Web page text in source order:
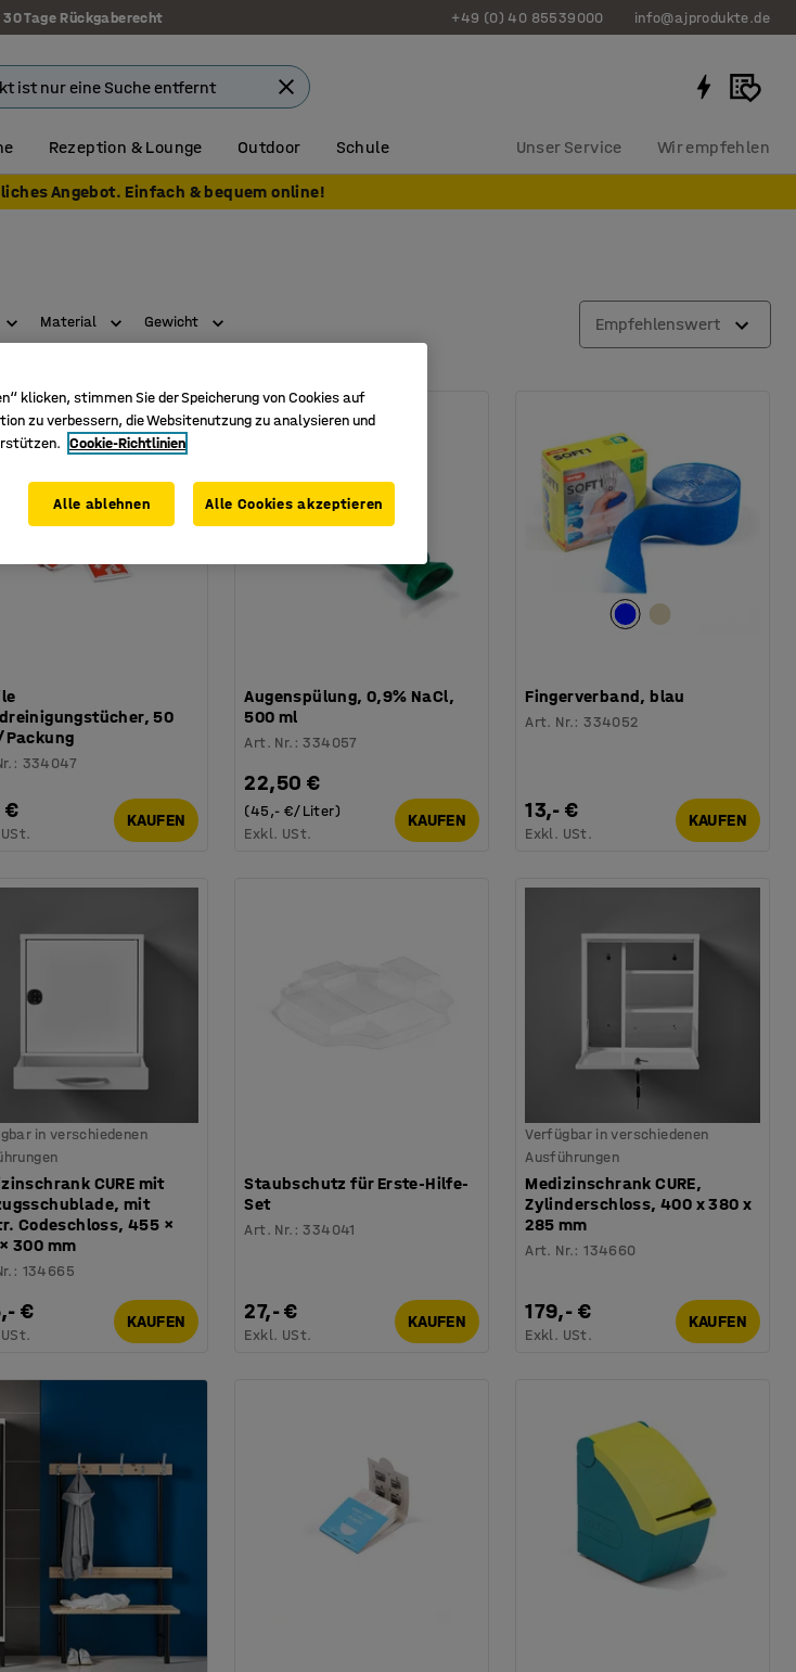
30 Tage Rückgaberecht +49 (0) 40 85539000 info@ajprodukte.de
Rezeption & Lounge Outdoor Schule Unser Service Wir empfehlen
Angebot. Einfach & bequem online!
Material Gewicht Empfehlenswert
50
: 334047
€ KAUFEN
Augenspülung, 0,9% NaCl,
500 ml
Art. Nr. :334057
22,50 €
(45,- €/Liter)
Exkl. USt.
KAUFEN
Fingerverband, blau
Art. Nr.:334052
13,- €
Exkl. USt.
KAUFEN
in verschiedenen
CURE mit
mit
Codeschloss, 455 ×
300 mm
: 134665
€ KAUFEN
Staubschutz für Erste-Hilfe-
Set
Art. Nr. :334041
27,- €
Exkl. USt.
KAUFEN
Verfügbar in verschiedenen
Ausführungen
Medizinschrank CURE,
Zylinderschloss, 400 x 380 x
285 mm
Art. Nr.:134660
179,- €
Exkl. USt.
KAUFEN
klicken, stimmen Sie der Speicherung von Cookies auf
zu verbessern, die Websitenutzung zu analysieren und
Cookie-Richtlinien
Alle ablehnen Alle Cookies akzeptieren